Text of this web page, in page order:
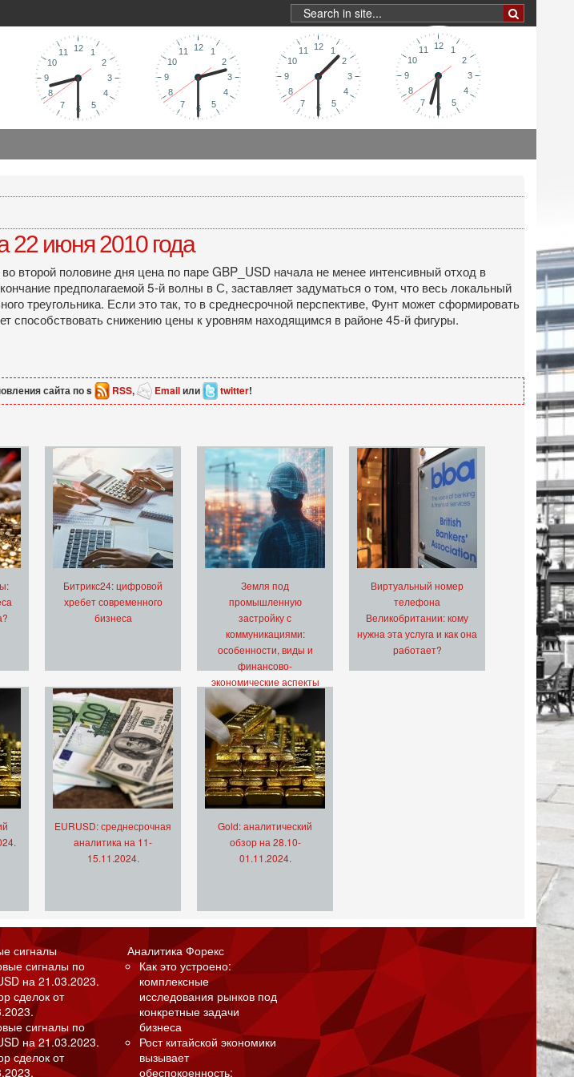
22 июня 2010 года
второй половине дня цена по паре GBP_USD начала не менее интенсивный отход в
предполагаемой 5-й волны в С, заставляет задуматься о том, что весь локальный
треугольника. Если это так, то в среднесрочной перспективе, Фунт может сформировать
способствовать снижению цены к уровням находящимся в районе 45-й фигуры.
сайта по s RSS, Emailили twitter!
Битрикс24: цифровой
хребет современного
бизнеса
Земля под
промышленную
застройку с
коммуникациями:
особенности, виды и
финансово-
экономические аспекты
Виртуальный номер
телефона
Великобритании: кому
нужна эта услуга и как она
работает?
EURUSD: среднесрочная
аналитика на 11-
15.11.2024.
Gold: аналитический
обзор на 28.10-
01.11.2024.
сигналы
сигналы по
на 21.03.2023.
сделок от
сигналы по
на 21.03.2023.
сделок от
Аналитика Форекс
Как это устроено:
комплексные
исследования рынков под
конкретные задачи
бизнеса
Рост китайской экономики
вызывает
обеспокоенность: